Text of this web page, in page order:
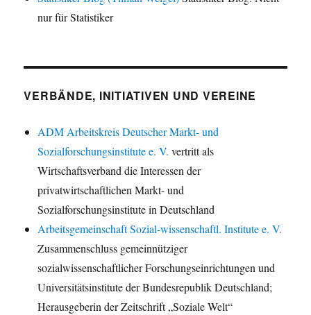
nur für Statistiker
VERBÄNDE, INITIATIVEN UND VEREINE
ADM Arbeitskreis Deutscher Markt- und
Sozialforschungsinstitute e. V. vertritt als
Wirtschaftsverband die Interessen der
privatwirtschaftlichen Markt- und
Sozialforschungsinstitute in Deutschland
Arbeitsgemeinschaft Sozial-wissenschaftl. Institute e. V.
Zusammenschluss gemeinnütziger
sozialwissenschaftlicher Forschungseinrichtungen und
Universitätsinstitute der Bundesrepublik Deutschland;
Herausgeberin der Zeitschrift „Soziale Welt“